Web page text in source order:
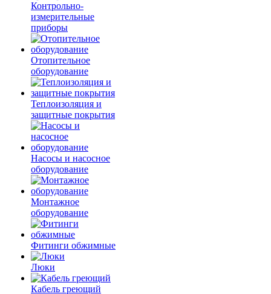
Контрольно-
измерительные
приборы
Отопительное
оборудование
Теплоизоляция и
защитные покрытия
Насосы и насосное
оборудование
Монтажное
оборудование
Фитинги обжимные
Люки
Кабель греющий